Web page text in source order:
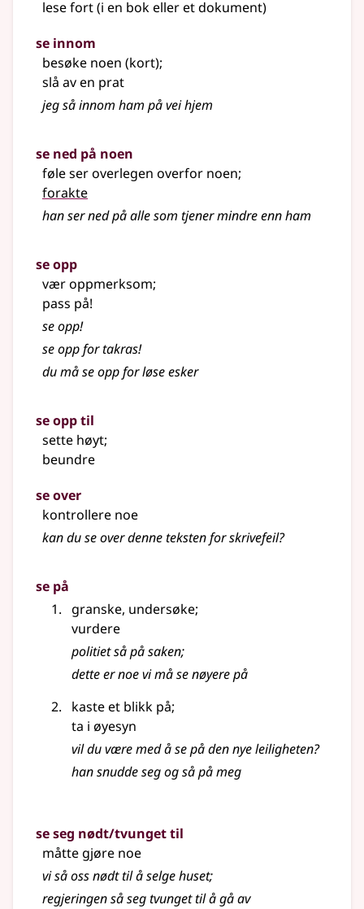
lese fort (i en bok eller et dokument)
se innom
besøke noen (kort);
slå av en prat
jeg så innom ham på vei hjem
se ned på noen
føle ser overlegen overfor noen;
forakte
han ser ned på alle som tjener mindre enn ham
se opp
vær oppmerksom;
pass på!
se opp!
se opp for takras!
du må se opp for løse esker
se opp til
sette høyt;
beundre
se over
kontrollere noe
kan du se over denne teksten for skrivefeil?
se på
granske, undersøke;
vurdere
politiet så på saken;
dette er noe vi må se nøyere på
kaste et blikk på;
ta i øyesyn
vil du være med å se på den nye leiligheten?
han snudde seg og så på meg
se seg nødt/tvunget til
måtte gjøre noe
vi så oss nødt til å selge huset;
regjeringen så seg tvunget til å gå av